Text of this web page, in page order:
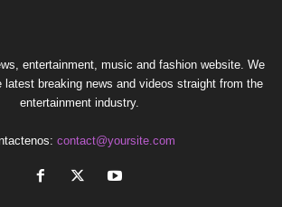
entertainment, music and fashion website. We
latest breaking news and videos straight from the
entertainment industry.
contact@yoursite.com